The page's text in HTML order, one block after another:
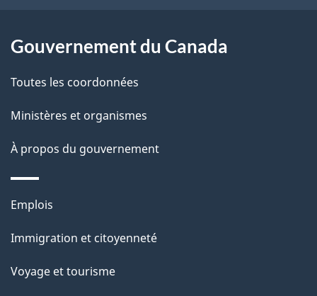
p
a
g
e
o
c
t
o
n
s
r
c
Gouvernement du Canada
Toutes les coordonnées
Ministères et organismes
À propos du gouvernement
Thèmes
sujets
Emplois
Immigration et citoyenneté
Voyage et tourisme